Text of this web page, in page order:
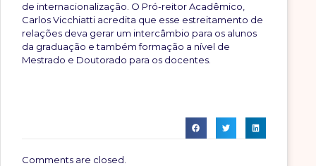
de internacionalização. O Pró-reitor Acadêmico,
Carlos Vicchiatti acredita que esse estreitamento de
relações deva gerar um intercâmbio para os alunos
da graduação e também formação a nível de
Mestrado e Doutorado para os docentes.
Comments are closed.